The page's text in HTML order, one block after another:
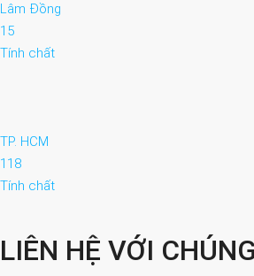
Lâm Đồng
15
Tính chất
TP. HCM
118
Tính chất
LIÊN HỆ VỚI